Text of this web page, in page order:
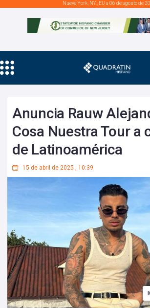
Nueva York, NY., EU a 06 de agosto de
Anuncia Rauw
Cosa Nuestra Tour a
de Latinoamérica
15 de abril de 2025 , 10:39